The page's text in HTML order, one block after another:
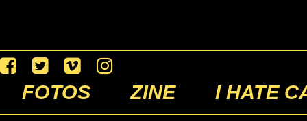
FOTOS ZINE I HATE